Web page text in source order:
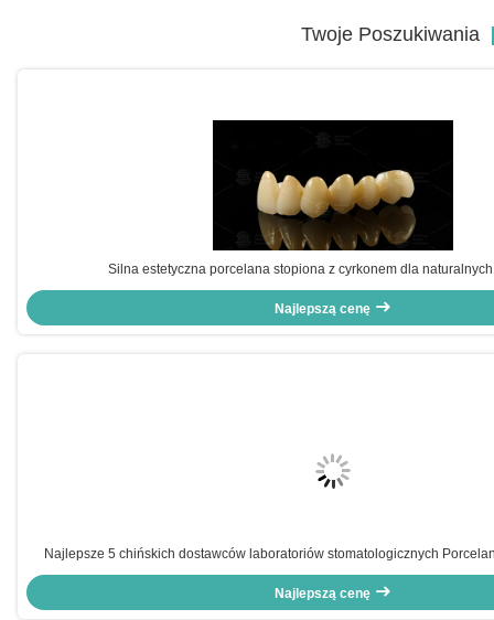
Twoje Poszukiwania
Silna estetyczna porcelana stopiona z cyrkonem dla
Najlepszą cenę
Najlepsze 5 chińskich dostawców laboratoriów stomatologicznych
zapewniająca czas realizacji w ciągu 72 godzin usługi dla gabinetów
Najlepszą cenę